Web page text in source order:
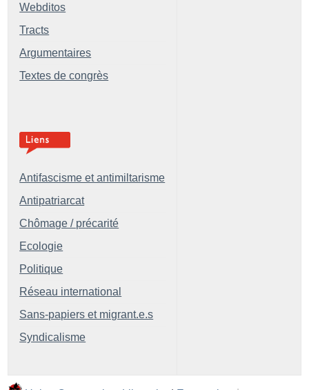
Webditos
Tracts
Argumentaires
Textes de congrès
Antifascisme et antimiltarisme
Antipatriarcat
Chômage / précarité
Ecologie
Politique
Réseau international
Sans-papiers et migrant.e.s
Syndicalisme